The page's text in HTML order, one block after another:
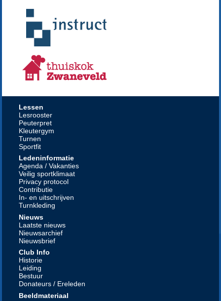
Lessen
Lesrooster
Peuterpret
Kleutergym
Turnen
Sportfit
Ledeninformatie
Agenda / Vakanties
Veilig sportklimaat
Privacy protocol
Contributie
In- en uitschrijven
Turnkleding
Nieuws
Laatste nieuws
Nieuwsarchief
Nieuwsbrief
Club Info
Historie
Leiding
Bestuur
Donateurs / Ereleden
Beeldmateriaal